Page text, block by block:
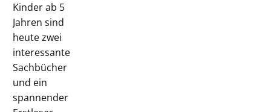
Kinder ab 5
Jahren sind
heute zwei
interessante
Sachbücher
und ein
spannender